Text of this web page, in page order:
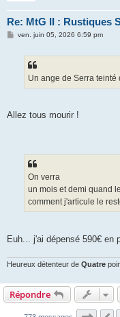
Re: MtG II : Rustiques
Mven. juin 05, 2026 6:59 pm
Un ange de Serra
Allez tous mourir !
On verra
un mois et demi quand
comment j'articule le
Euh... j'ai dépensé 590€ en
Heureux détenteur de Quatre
Répondre